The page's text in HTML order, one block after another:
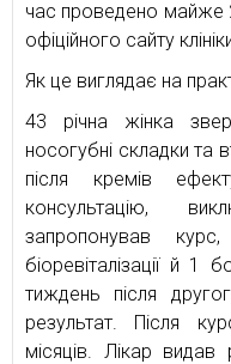
час проведено майже
офіційного сайту
Як це виглядає на
43 річна жінка
носогубні складки та
після кремів
консультацію,
запропонував
біоревіталізації й 1
тиждень після
результат. Після
місяців. Лікар видав